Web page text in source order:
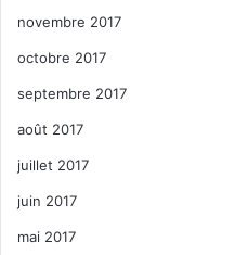
novembre 2017
octobre 2017
septembre 2017
août 2017
juillet 2017
juin 2017
mai 2017